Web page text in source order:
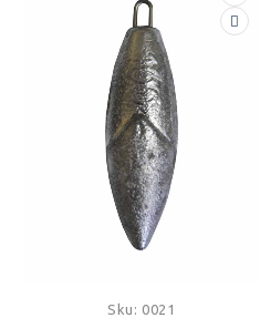
Sku:0024